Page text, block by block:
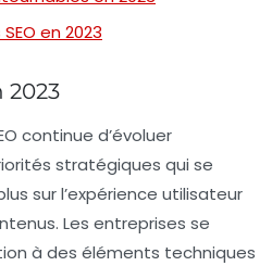
en 2023
2023
continue d’évoluer
stratégiques qui se
sur l’expérience utilisateur
Les entreprises se
à des éléments techniques